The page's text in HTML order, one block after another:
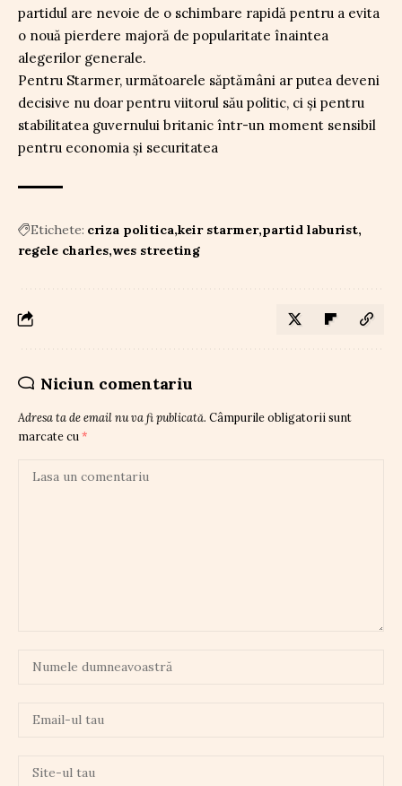
partidul are nevoie de o schimbare rapidă pentru a evita
o nouă pierdere majoră de popularitate înaintea
alegerilor generale.
Pentru Starmer, următoarele săptămâni ar putea deveni
decisive nu doar pentru viitorul său politic, ci și pentru
stabilitatea guvernului britanic într-un moment sensibil
pentru economia și securitatea
Etichete: criza politica keir starmer partid laburist
regele charles wes streeting
Niciun comentariu
Adresa ta de email nu va fi publicată. Câmpurile obligatorii sunt
marcate cu *